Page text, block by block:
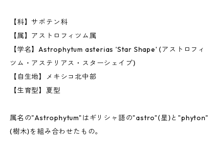
【科】サボテン科
【属】アストロフィツム属
【学名】Astrophytum asterias 'Star Shape' (アストロフィ
ツム・アステリアス・スターシェイプ)
【自生地】メキシコ北中部
【生育型】夏型
属名の"Astrophytum"はギリシャ語の"astro"(星)と"phyton"
(樹木)を組み合わせたもの。